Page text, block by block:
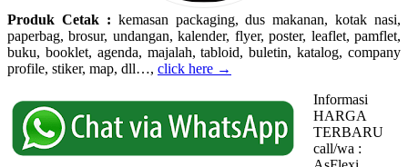
Produk Cetak : kemasan packaging, dus makanan, kotak nasi,
paperbag, brosur, undangan, kalender, flyer, poster, leaflet, pamflet,
buku, booklet, agenda, majalah, tabloid, buletin, katalog, company
profile, stiker, map, dll…, click here →
Informasi
HARGA
TERBARU
call/wa :